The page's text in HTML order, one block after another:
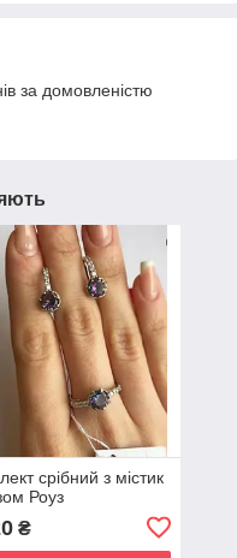
за домовленістю
срібний з містик
Роуз
₴